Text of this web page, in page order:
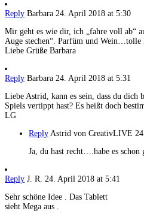
Reply Barbara 24. April 2018 at 5:30
Mir geht es wie dir, ich „fahre voll ab“
Auge stechen“. Parfüm und Wein…tolle
Liebe Grüße Barbara
Reply Barbara 24. April 2018 at 5:31
Liebe Astrid, kann es sein, dass du dich
Spiels vertippt hast? Es heißt doch
LG
Reply Astrid von CreativLIVE
Ja, du hast recht….habe es schon
Reply J. R.
24. April 2018 at 5:41
Sehr schöne Idee . Das Tablett
sieht Mega aus .